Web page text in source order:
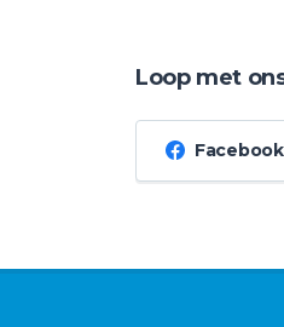
Loop met
Facebook